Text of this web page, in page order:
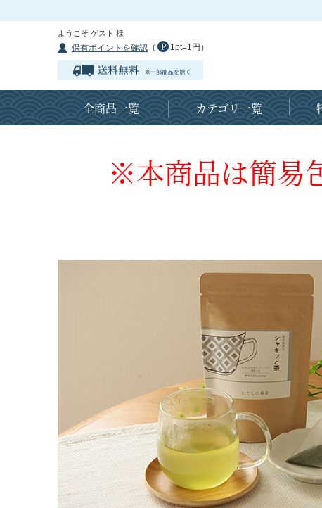
ようこそ ゲスト 様
保有ポイントを確認 （ 1pt=1円）
全商品一覧 カテゴリ一覧
※本商品は簡易